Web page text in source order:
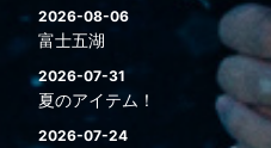
2026-08-06
富士五湖
2026-07-31
夏のアイテム！
2026-07-24